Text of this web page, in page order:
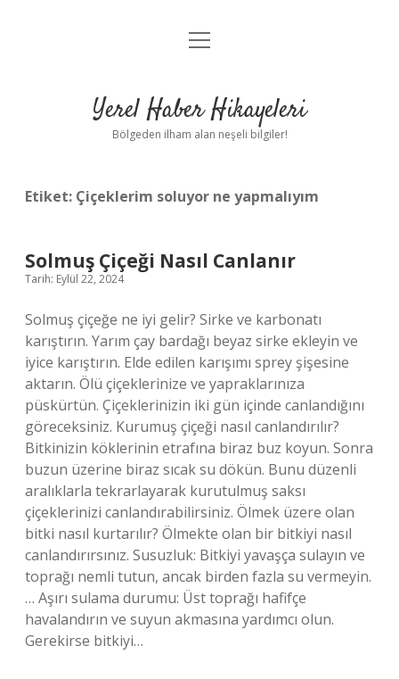
Anasayfa
Yasal Uyarı
menüyü
Yerel Haber Hikayeleri
Bölgeden ilham alan neşeli bilgiler!
Etiket: Çiçeklerim soluyor ne yapmalıyım
Solmuş Çiçeği Nasıl Canlanır
Tarih: Eylül 22, 2024
Solmuş çiçeğe ne iyi gelir? Sirke ve karbonatı
karıştırın. Yarım çay bardağı beyaz sirke ekleyin ve
iyice karıştırın. Elde edilen karışımı sprey şişesine
aktarın. Ölü çiçeklerinize ve yapraklarınıza
püskürtün. Çiçeklerinizin iki gün içinde canlandığını
göreceksiniz. Kurumuş çiçeği nasıl canlandırılır?
Bitkinizin köklerinin etrafına biraz buz koyun. Sonra
buzun üzerine biraz sıcak su dökün. Bunu düzenli
aralıklarla tekrarlayarak kurutulmuş saksı
çiçeklerinizi canlandırabilirsiniz. Ölmek üzere olan
bitki nasıl kurtarılır? Ölmekte olan bir bitkiyi nasıl
canlandırırsınız. Susuzluk: Bitkiyi yavaşça sulayın ve
toprağı nemli tutun, ancak birden fazla su vermeyin.
… Aşırı sulama durumu: Üst toprağı hafifçe
havalandırın ve suyun akmasına yardımcı olun.
Gerekirse bitkiyi…